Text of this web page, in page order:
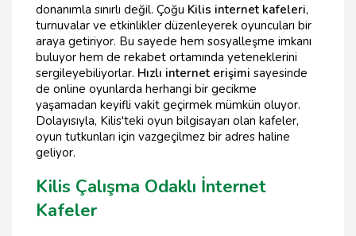
donanımla sınırlı değil. Çoğu Kilis internet kafeleri,
turnuvalar ve etkinlikler düzenleyerek oyuncuları bir
araya getiriyor. Bu sayede hem sosyalleşme imkanı
buluyor hem de rekabet ortamında yeteneklerini
sergileyebiliyorlar. Hızlı internet erişimi sayesinde
de online oyunlarda herhangi bir gecikme
yaşamadan keyifli vakit geçirmek mümkün oluyor.
Dolayısıyla, Kilis'teki oyun bilgisayarı olan kafeler,
oyun tutkunları için vazgeçilmez bir adres haline
geliyor.
Kilis Çalışma Odaklı İnternet
Kafeler